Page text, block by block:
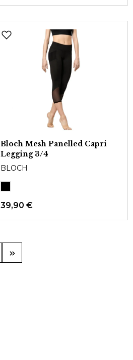
Bloch Mesh Panelled Capri
Legging 3/4
BLOCH
39,90 €